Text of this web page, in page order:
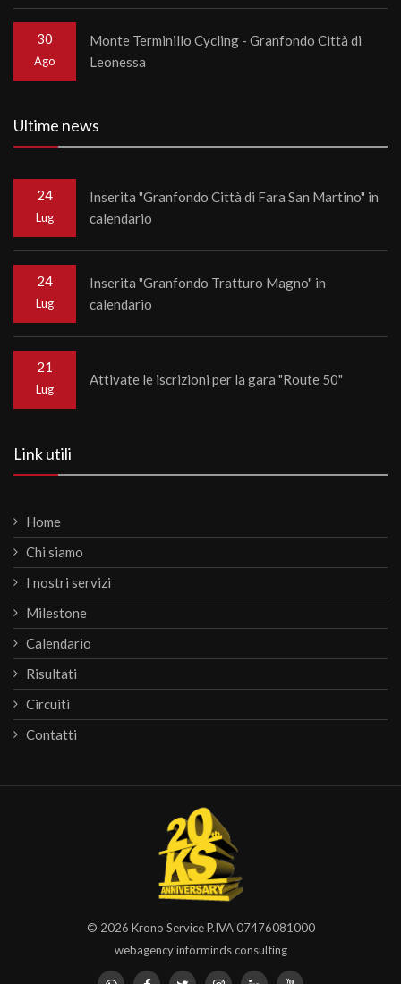
30
Ago
Monte Terminillo Cycling - Granfondo Città di
Leonessa
Ultime news
24
Lug
Inserita "Granfondo Città di Fara San Martino" in
calendario
24
Lug
Inserita "Granfondo Tratturo Magno" in
calendario
21
Lug
Attivate le iscrizioni per la gara "Route 50"
Link utili
Home
Chi siamo
I nostri servizi
Milestone
Calendario
Risultati
Circuiti
Contatti
© 2026 Krono ServiceP.IVA 07476081000
webagency informinds consulting